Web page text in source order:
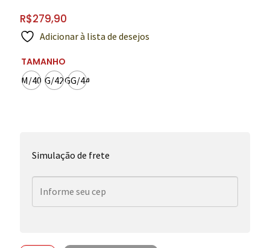
R$279,90
Adicionar à lista de desejos
TAMANHO
M/40 G/42GG/44
Simulação de frete